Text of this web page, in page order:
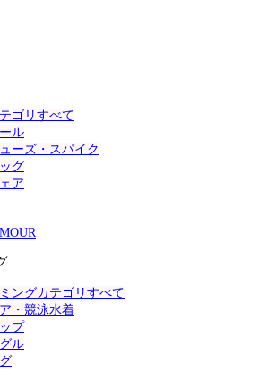
ゴリすべて
ル
ーズ・スパイク
グ
ア
ングカテゴリすべて
・競泳水着
プ
ル